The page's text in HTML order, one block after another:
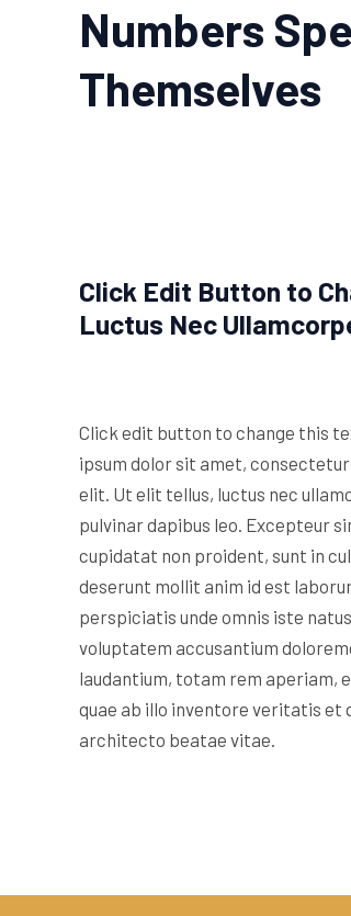
Numbers
Themselves
Click Edit Button to
Luctus Nec
Click edit button to change this
ipsum dolor sit amet,
elit. Ut elit tellus, luctus nec
pulvinar dapibus leo. Excepteur
cupidatat non proident, sunt in
deserunt mollit anim id est
perspiciatis unde omnis iste
voluptatem accusantium
laudantium, totam rem aperiam,
quae ab illo inventore veritatis et
architecto beatae vitae.